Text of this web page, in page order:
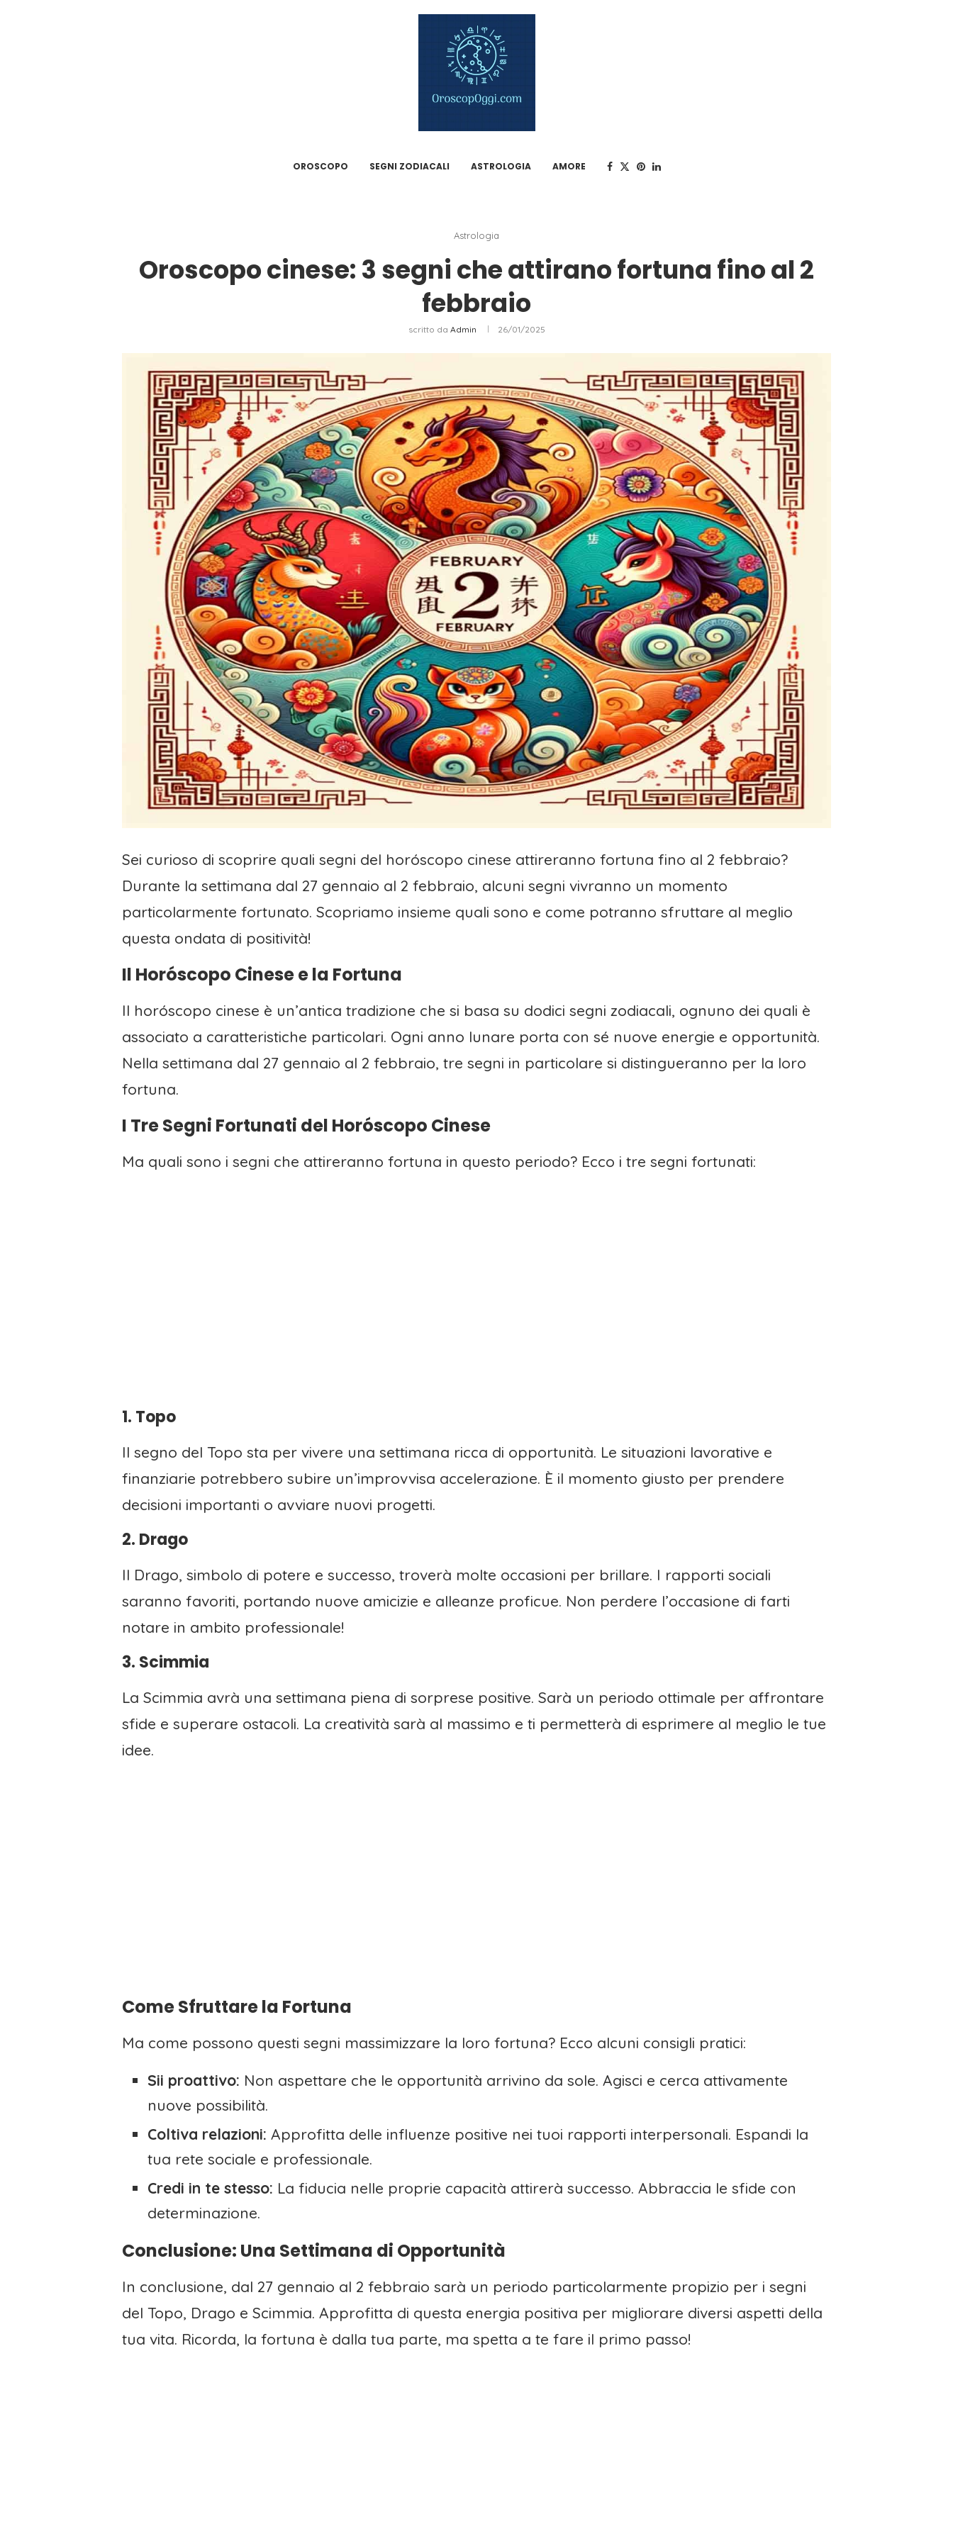
OROSCOPO SEGNI ZODIACALI ASTROLOGIA AMORE
Astrologia
Oroscopo cinese: 3 segni che attirano fortuna fino al 2
febbraio
scritto da Admin 26/01/2025
Sei curioso di scoprire quali segni del horóscopo cinese attireranno fortuna fino al 2 febbraio?
Durante la settimana dal 27 gennaio al 2 febbraio, alcuni segni vivranno un momento
particolarmente fortunato. Scopriamo insieme quali sono e come potranno sfruttare al meglio
questa ondata di positività!
Il Horóscopo Cinese e la Fortuna
Il horóscopo cinese è un’antica tradizione che si basa su dodici segni zodiacali, ognuno dei quali è
associato a caratteristiche particolari. Ogni anno lunare porta con sé nuove energie e opportunità.
Nella settimana dal 27 gennaio al 2 febbraio, tre segni in particolare si distingueranno per la loro
fortuna.
I Tre Segni Fortunati del Horóscopo Cinese
Ma quali sono i segni che attireranno fortuna in questo periodo? Ecco i tre segni fortunati:
1. Topo
Il segno del Topo sta per vivere una settimana ricca di opportunità. Le situazioni lavorative e
finanziarie potrebbero subire un’improvvisa accelerazione. È il momento giusto per prendere
decisioni importanti o avviare nuovi progetti.
2. Drago
Il Drago, simbolo di potere e successo, troverà molte occasioni per brillare. I rapporti sociali
saranno favoriti, portando nuove amicizie e alleanze proficue. Non perdere l’occasione di farti
notare in ambito professionale!
3. Scimmia
La Scimmia avrà una settimana piena di sorprese positive. Sarà un periodo ottimale per affrontare
sfide e superare ostacoli. La creatività sarà al massimo e ti permetterà di esprimere al meglio le tue
idee.
Come Sfruttare la Fortuna
Ma come possono questi segni massimizzare la loro fortuna? Ecco alcuni consigli pratici:
Sii proattivo: Non aspettare che le opportunità arrivino da sole. Agisci e cerca attivamente
nuove possibilità.
Coltiva relazioni: Approfitta delle influenze positive nei tuoi rapporti interpersonali. Espandi la
tua rete sociale e professionale.
Credi in te stesso: La fiducia nelle proprie capacità attirerà successo. Abbraccia le sfide con
determinazione.
Conclusione: Una Settimana di Opportunità
In conclusione, dal 27 gennaio al 2 febbraio sarà un periodo particolarmente propizio per i segni
del Topo, Drago e Scimmia. Approfitta di questa energia positiva per migliorare diversi aspetti della
tua vita. Ricorda, la fortuna è dalla tua parte, ma spetta a te fare il primo passo!